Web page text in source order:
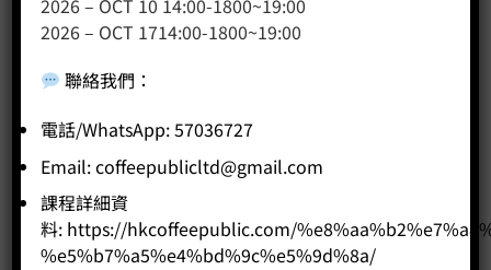
-
2026 – OCT 1714:00-1800~19:00
聯絡我們 ：
電話/WhatsApp: 57036727
Email:coffeepublicltd@gmail.com
課程詳細資
料: https://hkcoffeepublic.com/
%e5%b7%a5%e4%bd%9c%e5%9d%8a/